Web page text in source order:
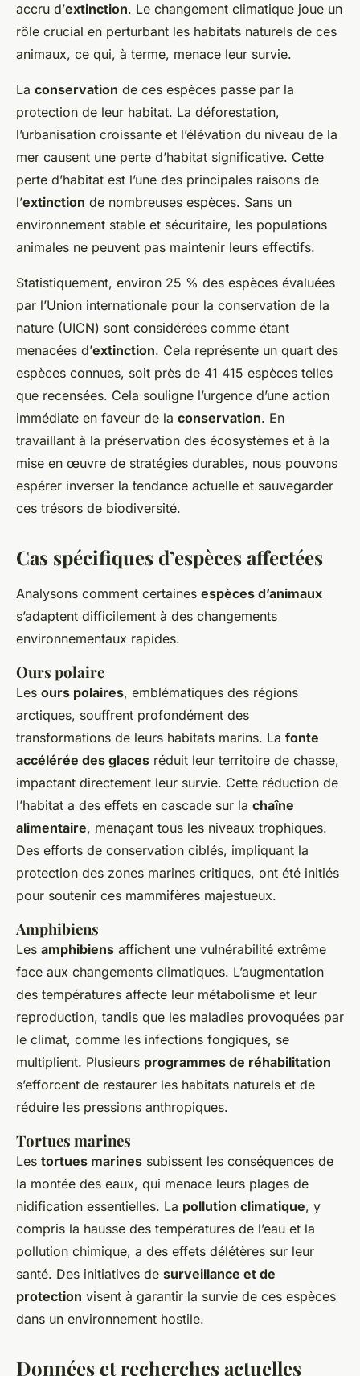
accru d’extinction. Le changement climatique joue un
rôle crucial en perturbant les habitats naturels de ces
animaux, ce qui, à terme, menace leur survie.
La conservation de ces espèces passe par la
protection de leur habitat. La déforestation,
l’urbanisation croissante et l’élévation du niveau de la
mer causent une perte d’habitat significative. Cette
perte d’habitat est l’une des principales raisons de
l’extinction de nombreuses espèces. Sans un
environnement stable et sécuritaire, les populations
animales ne peuvent pas maintenir leurs effectifs.
Statistiquement, environ 25 % des espèces évaluées
par l’Union internationale pour la conservation de la
nature (UICN) sont considérées comme étant
menacées d’extinction. Cela représente un quart des
espèces connues, soit près de 41 415 espèces telles
que recensées. Cela souligne l’urgence d’une action
immédiate en faveur de la conservation. En
travaillant à la préservation des écosystèmes et à la
mise en œuvre de stratégies durables, nous pouvons
espérer inverser la tendance actuelle et sauvegarder
ces trésors de biodiversité.
Cas spécifiques d’espèces affectées
Analysons comment certaines espèces d’animaux
s’adaptent difficilement à des changements
environnementaux rapides.
Ours polaire
Les ours polaires, emblématiques des régions
arctiques, souffrent profondément des
transformations de leurs habitats marins. La fonte
accélérée des glaces réduit leur territoire de chasse,
impactant directement leur survie. Cette réduction de
l’habitat a des effets en cascade sur la chaîne
alimentaire, menaçant tous les niveaux trophiques.
Des efforts de conservation ciblés, impliquant la
protection des zones marines critiques, ont été initiés
pour soutenir ces mammifères majestueux.
Amphibiens
Les amphibiens affichent une vulnérabilité extrême
face aux changements climatiques. L’augmentation
des températures affecte leur métabolisme et leur
reproduction, tandis que les maladies provoquées par
le climat, comme les infections fongiques, se
multiplient. Plusieurs programmes de réhabilitation
s’efforcent de restaurer les habitats naturels et de
réduire les pressions anthropiques.
Tortues marines
Les tortues marines subissent les conséquences de
la montée des eaux, qui menace leurs plages de
nidification essentielles. La pollution climatique, y
compris la hausse des températures de l’eau et la
pollution chimique, a des effets délétères sur leur
santé. Des initiatives de surveillance et de
protection visent à garantir la survie de ces espèces
dans un environnement hostile.
Données et recherches actuelles